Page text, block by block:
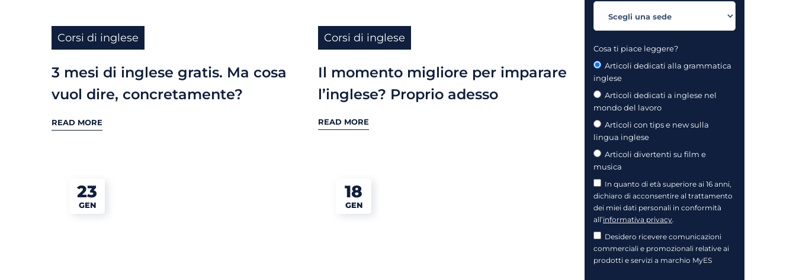
Corsi di inglese
3 mesi di inglese gratis. Ma cosa
vuol dire, concretamente?
READ MORE
Corsi di inglese
Il momento migliore per imparare
l’inglese? Proprio adesso
READ MORE
23
GEN
18
GEN
Cosa ti piace leggere?
Articoli dedicati alla grammatica
inglese
Articoli dedicati a inglese nel
mondo del lavoro
Articoli con tips e new sulla
lingua inglese
Articoli divertenti su film e
musica
In quanto di età superiore ai 16 anni,
dichiaro di acconsentire al trattamento
dei miei dati personali in conformità
all’informativa privacy.
Desidero ricevere comunicazioni
commerciali e promozionali relative ai
prodotti e servizi a marchio MyES